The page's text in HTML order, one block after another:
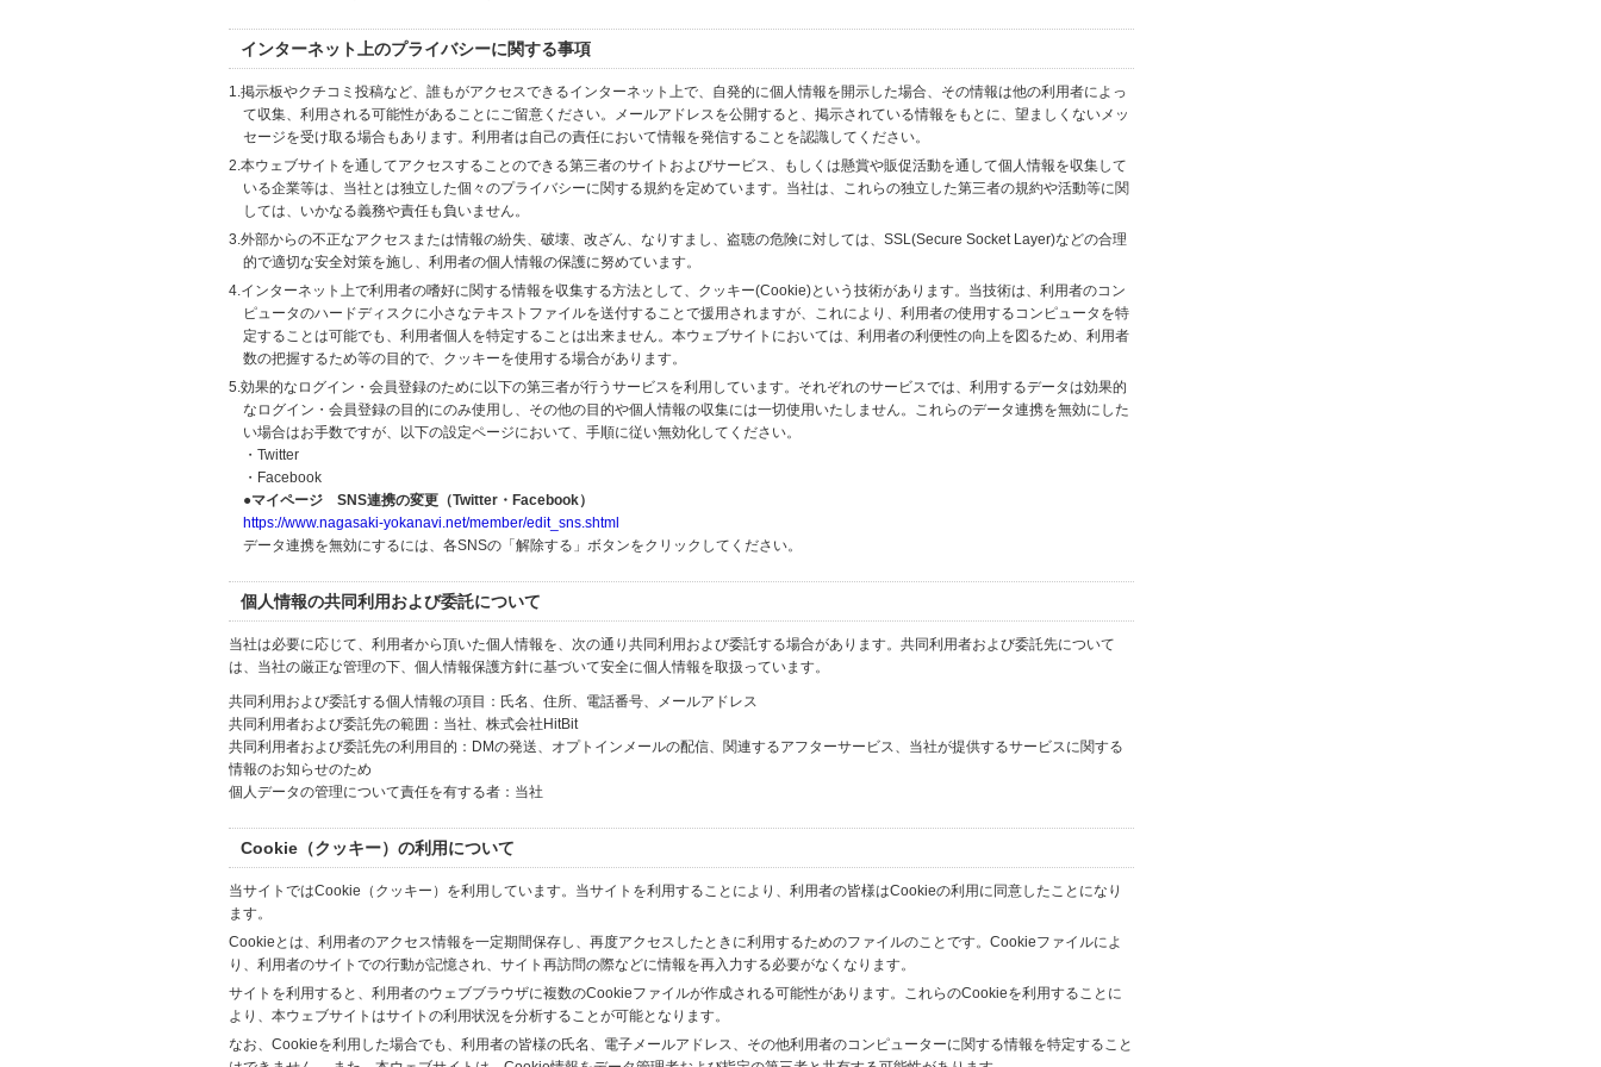
インターネット上のプライバシーに関する事項
1.掲示板やクチコミ投稿など、誰もがアクセスできるインターネット上で、自発的に個人情報を開示した場合、その情報は他の利用者によっ
て収集、利用される可能性があることにご留意ください。メールアドレスを公開すると、掲示されている情報をもとに、望ましくないメッ
セージを受け取る場合もあります。利用者は自己の責任において情報を発信することを認識してください。
2.本ウェブサイトを通してアクセスすることのできる第三者のサイトおよびサービス、もしくは懸賞や販促活動を通して個人情報を収集して
いる企業等は、当社とは独立した個々のプライバシーに関する規約を定めています。当社は、これらの独立した第三者の規約や活動等に関
しては、いかなる義務や責任も負いません。
3.外部からの不正なアクセスまたは情報の紛失、破壊、改ざん、なりすまし、盗聴の危険に対しては、SSL(Secure Socket Layer)などの合理
的で適切な安全対策を施し、利用者の個人情報の保護に努めています。
4.インターネット上で利用者の嗜好に関する情報を収集する方法として、クッキー(Cookie)という技術があります。当技術は、利用者のコン
ピュータのハードディスクに小さなテキストファイルを送付することで援用されますが、これにより、利用者の使用するコンピュータを特
定することは可能でも、利用者個人を特定することは出来ません。本ウェブサイトにおいては、利用者の利便性の向上を図るため、利用者
数の把握するため等の目的で、クッキーを使用する場合があります。
5.効果的なログイン・会員登録のために以下の第三者が行うサービスを利用しています。それぞれのサービスでは、利用するデータは効果的
なログイン・会員登録の目的にのみ使用し、その他の目的や個人情報の収集には一切使用いたしません。これらのデータ連携を無効にした
い場合はお手数ですが、以下の設定ページにおいて、手順に従い無効化してください。
・Twitter
・Facebook
●マイページ SNS連携の変更（Twitter・Facebook）
https://www.nagasaki-yokanavi.net/member/edit_sns.shtml
データ連携を無効にするには、各SNSの「解除する」ボタンをクリックしてください。
個人情報の共同利用および委託について
当社は必要に応じて、利用者から頂いた個人情報を、次の通り共同利用および委託する場合があります。共同利用者および委託先について
は、当社の厳正な管理の下、個人情報保護方針に基づいて安全に個人情報を取扱っています。
共同利用および委託する個人情報の項目：氏名、住所、電話番号、メールアドレス
共同利用者および委託先の範囲：当社、株式会社HitBit
共同利用者および委託先の利用目的：DMの発送、オプトインメールの配信、関連するアフターサービス、当社が提供するサービスに関する
情報のお知らせのため
個人データの管理について責任を有する者：当社
Cookie（クッキー）の利用について
当サイトではCookie（クッキー）を利用しています。当サイトを利用することにより、利用者の皆様はCookieの利用に同意したことになり
ます。
Cookieとは、利用者のアクセス情報を一定期間保存し、再度アクセスしたときに利用するためのファイルのことです。Cookieファイルによ
り、利用者のサイトでの行動が記憶され、サイト再訪問の際などに情報を再入力する必要がなくなります。
サイトを利用すると、利用者のウェブブラウザに複数のCookieファイルが作成される可能性があります。これらのCookieを利用することに
より、本ウェブサイトはサイトの利用状況を分析することが可能となります。
なお、Cookieを利用した場合でも、利用者の皆様の氏名、電子メールアドレス、その他利用者のコンピューターに関する情報を特定すること